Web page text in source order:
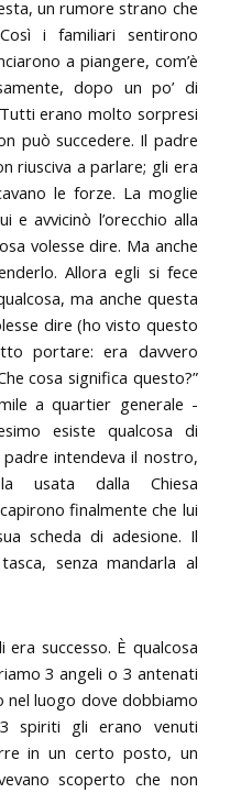
un rumore strano che
i familiari sentirono
a piangere, com’è
dopo un po’ di
erano molto sorpresi
può succedere. Il padre
riusciva a parlare; gli era
le forze. La moglie
avvicinò l’orecchio alla
volesse dire. Ma anche
Allora egli si fece
ma anche questa
dire (ho visto questo
portare: era davvero
cosa significa questo?”
a quartier generale -
esiste qualcosa di
intendeva il nostro,
usata dalla Chiesa
finalmente che lui
scheda di adesione. Il
senza mandarla al
era successo. È qualcosa
3 angeli o 3 antenati
nel luogo dove dobbiamo
spiriti gli erano venuti
in un certo posto, un
scoperto che non